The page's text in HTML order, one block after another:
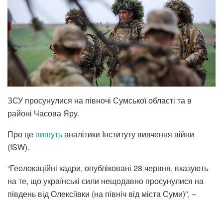
ЗСУ просунулися на півночі Сумської області та в
районі Часова Яру.
Про це пишутьаналітики Інституту вивчення війни
(ISW).
“Геолокаційні кадри, опубліковані 28 червня, вказують
на те, що українські сили нещодавно просунулися на
південь від Олексіївки (на північ від міста Суми)”, –